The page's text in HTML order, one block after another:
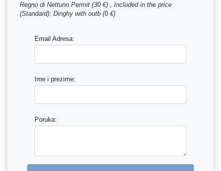
Regno di Nettuno Permit (30 €) , Included in the price
(Standard): Dinghy with outb (0 €)
Email Adresa:
Ime i prezime:
Poruka: